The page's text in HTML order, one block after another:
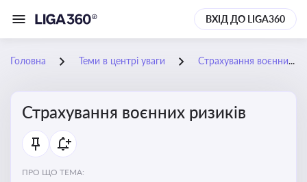
ВХІД ДО LIGA360
Головна Теми в центрі уваги Страхування воєнних ризиків
Страхування воєнних ризиків
ПРО ЩО ТЕМА: